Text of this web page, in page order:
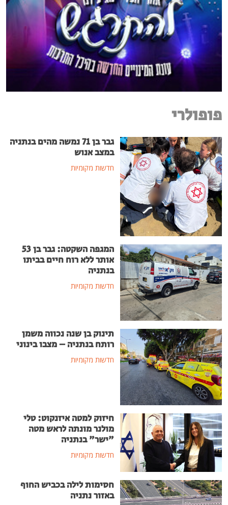
פופולרי
גבר בן 71 נמשה מהים בנתניה
במצב אנוש
חדשות מקומיות
המגפה השקטה: גבר בן 53
אותר ללא רוח חיים בביתו
בנתניה
חדשות מקומיות
תינוק בן שנה נכווה משמן
רותח בנתניה – מצבו בינוני
חדשות מקומיות
חיזוק למטה איזנקוט: טלי
מולנר מונתה לראש מטה
"ישר" בנתניה
חדשות מקומיות
חסימות לילה בכביש החוף
באזור נתניה